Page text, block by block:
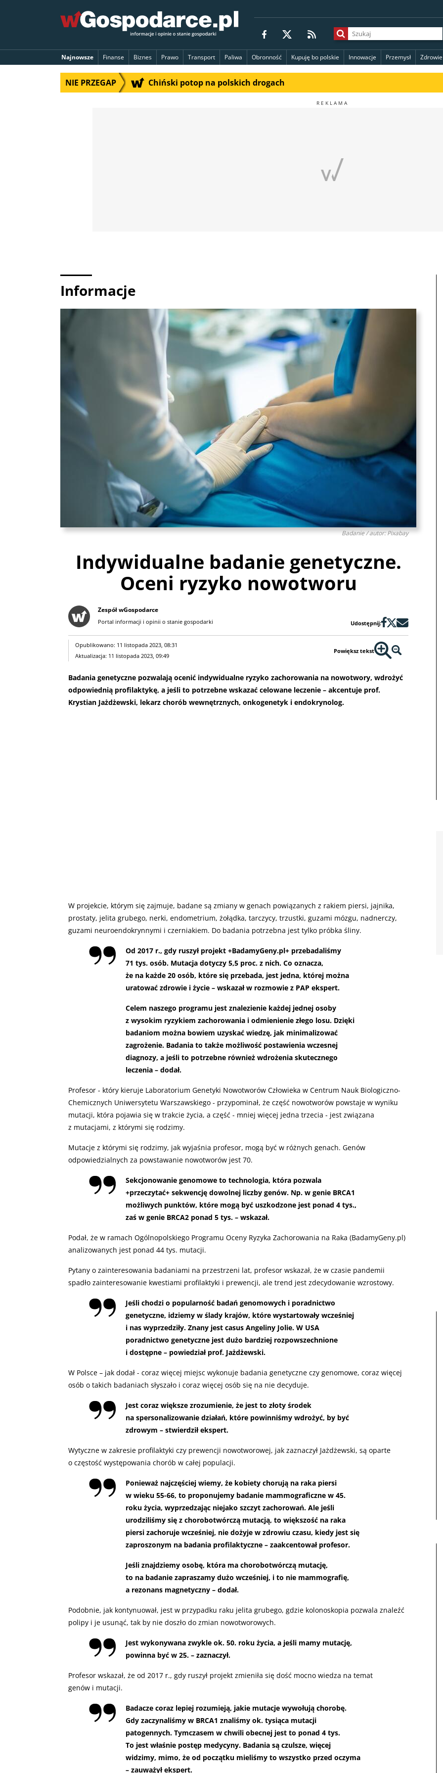
Najnowsze Finanse Biznes Prawo Transport Paliwa Obronność Kupuję bo polskie Innowacje Przemysł Zdrowie
NIE PRZEGAP Chiński potop na polskich drogach
Informacje
Badanie / autor: Pixabay
Indywidualne badanie genetyczne.
Oceni ryzyko nowotworu
Zespół wGospodarce
Portal informacji i opinii o stanie gospodarki Udostępnij:
Opublikowano: 11 listopada 2023, 08:31
Aktualizacja: 11 listopada 2023, 09:49
Powiększ tekst
Badania genetyczne pozwalają ocenić indywidualne ryzyko zachorowania na nowotwory, wdrożyć
odpowiednią profilaktykę, a jeśli to potrzebne wskazać celowane leczenie – akcentuje prof.
Krystian Jażdżewski, lekarz chorób wewnętrznych, onkogenetyk i endokrynolog.
W projekcie, którym się zajmuje, badane są zmiany w genach powiązanych z rakiem piersi, jajnika,
prostaty, jelita grubego, nerki, endometrium, żołądka, tarczycy, trzustki, guzami mózgu, nadnerczy,
guzami neuroendokrynnymi i czerniakiem. Do badania potrzebna jest tylko próbka śliny.
Od 2017 r., gdy ruszył projekt +BadamyGeny.pl+ przebadaliśmy
71 tys. osób. Mutacja dotyczy 5,5 proc. z nich. Co oznacza,
że na każde 20 osób, które się przebada, jest jedna, której można
uratować zdrowie i życie – wskazał w rozmowie z PAP ekspert.
Celem naszego programu jest znalezienie każdej jednej osoby
z wysokim ryzykiem zachorowania i odmienienie złego losu. Dzięki
badaniom można bowiem uzyskać wiedzę, jak minimalizować
zagrożenie. Badania to także możliwość postawienia wczesnej
diagnozy, a jeśli to potrzebne również wdrożenia skutecznego
leczenia – dodał.
Profesor - który kieruje Laboratorium Genetyki Nowotworów Człowieka w Centrum Nauk Biologiczno-
Chemicznych Uniwersytetu Warszawskiego - przypominał, że część nowotworów powstaje w wyniku
mutacji, która pojawia się w trakcie życia, a część - mniej więcej jedna trzecia - jest związana
z mutacjami, z którymi się rodzimy.
Mutacje z którymi się rodzimy, jak wyjaśnia profesor, mogą być w różnych genach. Genów
odpowiedzialnych za powstawanie nowotworów jest 70.
Sekcjonowanie genomowe to technologia, która pozwala
+przeczytać+ sekwencję dowolnej liczby genów. Np. w genie BRCA1
możliwych punktów, które mogą być uszkodzone jest ponad 4 tys.,
zaś w genie BRCA2 ponad 5 tys. – wskazał.
Podał, że w ramach Ogólnopolskiego Programu Oceny Ryzyka Zachorowania na Raka (BadamyGeny.pl)
analizowanych jest ponad 44 tys. mutacji.
Pytany o zainteresowania badaniami na przestrzeni lat, profesor wskazał, że w czasie pandemii
spadło zainteresowanie kwestiami profilaktyki i prewencji, ale trend jest zdecydowanie wzrostowy.
Jeśli chodzi o popularność badań genomowych i poradnictwo
genetyczne, idziemy w ślady krajów, które wystartowały wcześniej
i nas wyprzedziły. Znany jest casus Angeliny Jolie. W USA
poradnictwo genetyczne jest dużo bardziej rozpowszechnione
i dostępne – powiedział prof. Jażdżewski.
W Polsce – jak dodał - coraz więcej miejsc wykonuje badania genetyczne czy genomowe, coraz więcej
osób o takich badaniach słyszało i coraz więcej osób się na nie decyduje.
Jest coraz większe zrozumienie, że jest to złoty środek
na spersonalizowanie działań, które powinniśmy wdrożyć, by być
zdrowym – stwierdził ekspert.
Wytyczne w zakresie profilaktyki czy prewencji nowotworowej, jak zaznaczył Jażdżewski, są oparte
o częstość występowania chorób w całej populacji.
Ponieważ najczęściej wiemy, że kobiety chorują na raka piersi
w wieku 55-66, to proponujemy badanie mammograficzne w 45.
roku życia, wyprzedzając niejako szczyt zachorowań. Ale jeśli
urodziliśmy się z chorobotwórczą mutacją, to większość na raka
piersi zachoruje wcześniej, nie dożyje w zdrowiu czasu, kiedy jest się
zaproszonym na badania profilaktyczne – zaakcentował profesor.
Jeśli znajdziemy osobę, która ma chorobotwórczą mutację,
to na badanie zapraszamy dużo wcześniej, i to nie mammografię,
a rezonans magnetyczny – dodał.
Podobnie, jak kontynuował, jest w przypadku raku jelita grubego, gdzie kolonoskopia pozwala znaleźć
polipy i je usunąć, tak by nie doszło do zmian nowotworowych.
Jest wykonywana zwykle ok. 50. roku życia, a jeśli mamy mutację,
powinna być w 25. – zaznaczył.
Profesor wskazał, że od 2017 r., gdy ruszył projekt zmieniła się dość mocno wiedza na temat
genów i mutacji.
Badacze coraz lepiej rozumieją, jakie mutacje wywołują chorobę.
Gdy zaczynaliśmy w BRCA1 znaliśmy ok. tysiąca mutacji
patogennych. Tymczasem w chwili obecnej jest to ponad 4 tys.
To jest właśnie postęp medycyny. Badania są czulsze, więcej
widzimy, mimo, że od początku mieliśmy to wszystko przed oczyma
– zauważył ekspert.